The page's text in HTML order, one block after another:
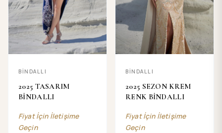
BİNDALLI
2025 TASARIM
BİNDALLI
Fiyat İçin İletişime
Geçin
BİNDALLI
2025 SEZON KREM
RENK BİNDALLI
Fiyat İçin İletişime
Geçin